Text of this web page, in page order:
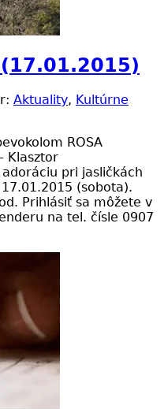
Aktuality, Kultúrne
ROSA
Klasztor
pri jasličkách
(sobota).
Prihlásiť sa môžete v
na tel. čísle 0907